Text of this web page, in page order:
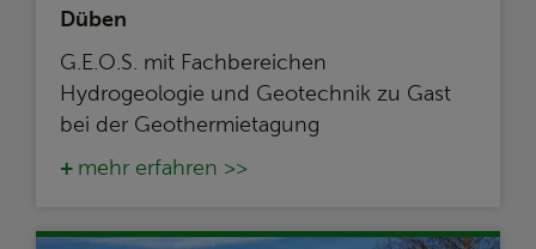
Düben
G.E.O.S. mit Fachbereichen
Hydrogeologie und Geotechnik zu Gast
bei der Geothermietagung
mehr erfahren >>